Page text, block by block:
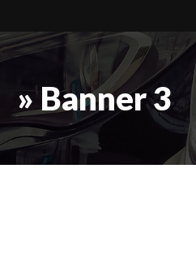
» Banner 3